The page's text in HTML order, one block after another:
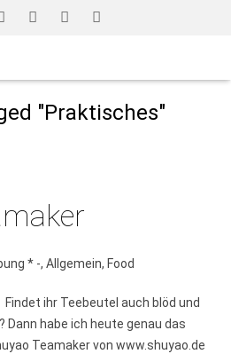
"Praktisches"
* -, Allgemein, Food
ihr Teebeutel auch blöd und
Dann habe ich heute genau das
Teamaker von www.shuyao.de